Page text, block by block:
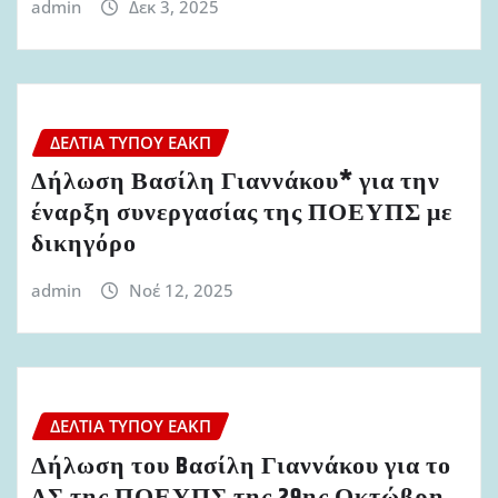
admin Δεκ 3, 2025
ΔΕΛΤΊΑ ΤΎΠΟΥ ΕΑΚΠ
Δήλωση Βασίλη Γιαννάκου* για την
έναρξη συνεργασίας της ΠΟΕΥΠΣ με
δικηγόρο
admin Νοέ 12, 2025
ΔΕΛΤΊΑ ΤΎΠΟΥ ΕΑΚΠ
Δήλωση του Bασίλη Γιαννάκου για το